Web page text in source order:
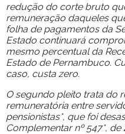
redução do corte bruto
remuneração daqueles
folha de pagamentos da
Estado continuará
mesmo percentual da
Estado de Pernambuco.
caso, custa zero.
O segundo pleito trata do
remuneratória entre
pensionistas*, que foi
Complementar nº 547*,